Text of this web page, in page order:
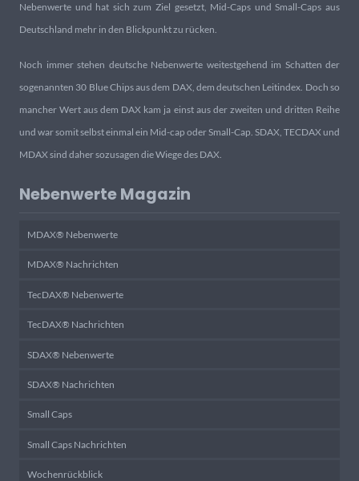
Nebenwerte und hat sich zum Ziel gesetzt, Mid-Caps und Small-Caps aus
Deutschland mehr in den Blickpunkt zu rücken.
Noch immer stehen deutsche Nebenwerte weitestgehend im Schatten der
sogenannten 30 Blue Chips aus dem DAX, dem deutschen Leitindex. Doch so
mancher Wert aus dem DAX kam ja einst aus der zweiten und dritten Reihe
und war somit selbst einmal ein Mid-cap oder Small-Cap. SDAX, TECDAX und
MDAX sind daher sozusagen die Wiege des DAX.
Nebenwerte Magazin
MDAX® Nebenwerte
MDAX® Nachrichten
TecDAX® Nebenwerte
TecDAX® Nachrichten
SDAX® Nebenwerte
SDAX® Nachrichten
Small Caps
Small Caps Nachrichten
Wochenrückblick